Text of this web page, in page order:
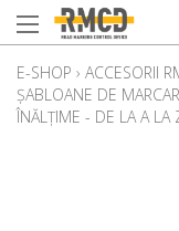
E-SHOP › ACCESORII
ȘABLOANE DE
ÎNĂLȚIME - DE LA A LA